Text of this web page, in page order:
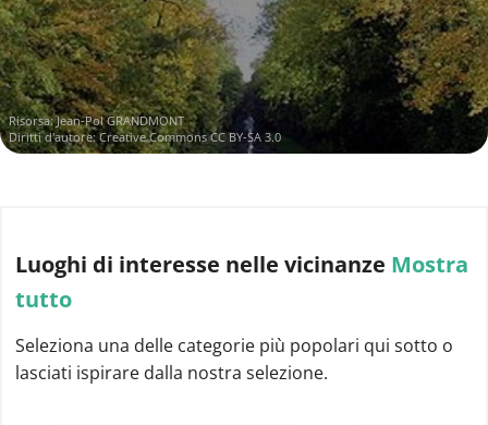
Risorsa:Jean-Pol GRANDMONT
Diritti d'autore:Creative Commons CC BY-SA 3.0
Luoghi di interesse nelle vicinanze Mostra
tutto
Seleziona una delle categorie più popolari qui sotto o
lasciati ispirare dalla nostra selezione.